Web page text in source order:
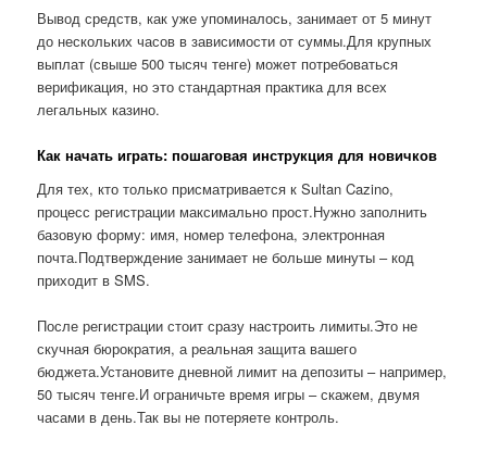
Вывод средств, как уже упоминалось, занимает от 5 минут
до нескольких часов в зависимости от суммы.Для крупных
выплат (свыше 500 тысяч тенге) может потребоваться
верификация, но это стандартная практика для всех
легальных казино.
Как начать играть: пошаговая инструкция для новичков
Для тех, кто только присматривается к Sultan Cazino,
процесс регистрации максимально прост.Нужно заполнить
базовую форму: имя, номер телефона, электронная
почта.Подтверждение занимает не больше минуты – код
приходит в SMS.
После регистрации стоит сразу настроить лимиты.Это не
скучная бюрократия, а реальная защита вашего
бюджета.Установите дневной лимит на депозиты – например,
50 тысяч тенге.И ограничьте время игры – скажем, двумя
часами в день.Так вы не потеряете контроль.